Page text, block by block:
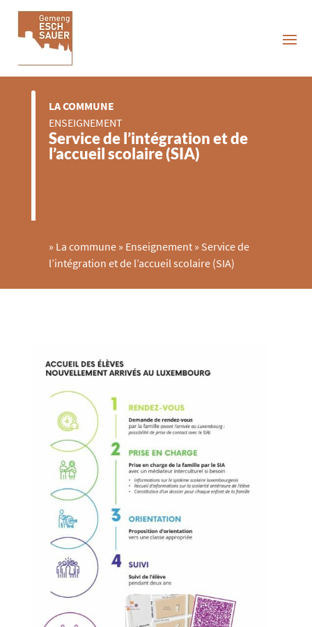
LA COMMUNE
ENSEIGNEMENT
Service de l’intégration et de
l’accueil scolaire (SIA)
» La commune » Enseignement » Service de
l’intégration et de l’accueil scolaire (SIA)